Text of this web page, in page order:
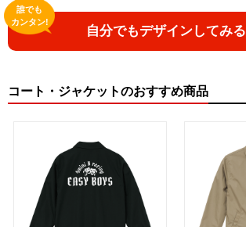
自分でもデザインしてみる
誰でも
カンタン!
コート・ジャケットのおすすめ商品